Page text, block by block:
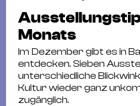
Monats
Im Dezember gibt es in
entdecken. Sieben
unterschiedliche
Kultur wieder ganz
zugänglich.